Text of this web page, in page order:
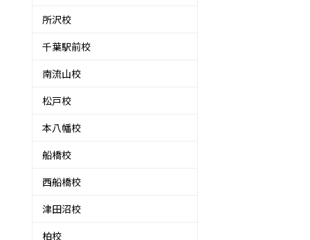
所沢校
千葉駅前校
南流山校
松戸校
本八幡校
船橋校
西船橋校
津田沼校
柏校